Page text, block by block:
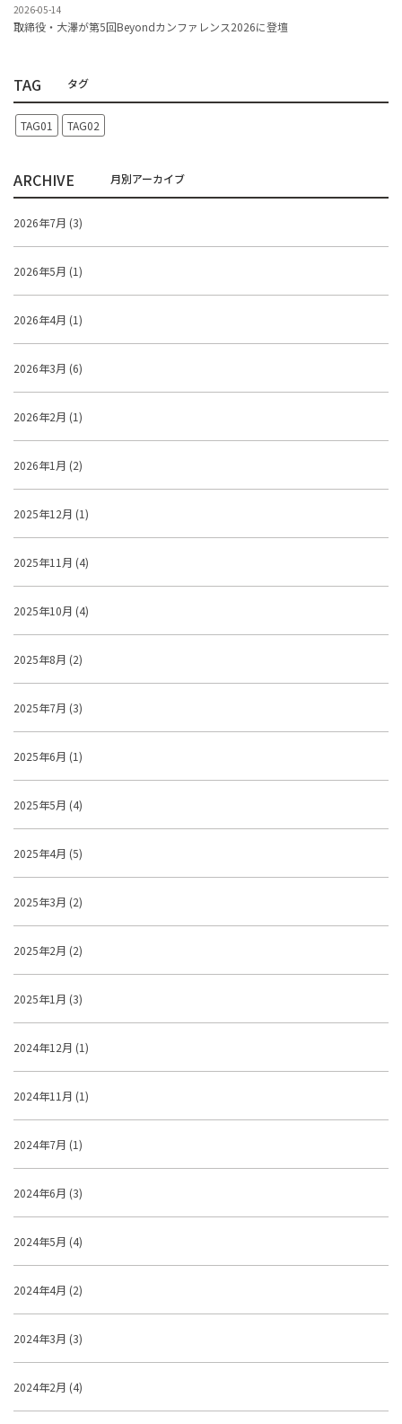
2026-05-14
取締役・大澤が第5回Beyondカンファレンス2026に登壇
TAG
TAG01 TAG02
ARCHIVE
2026年7月 (3)
2026年5月 (1)
2026年4月 (1)
2026年3月 (6)
2026年2月 (1)
2026年1月 (2)
2025年12月 (1)
2025年11月 (4)
2025年10月 (4)
2025年8月 (2)
2025年7月 (3)
2025年6月 (1)
2025年5月 (4)
2025年4月 (5)
2025年3月 (2)
2025年2月 (2)
2025年1月 (3)
2024年12月 (1)
2024年11月 (1)
2024年7月 (1)
2024年6月 (3)
2024年5月 (4)
2024年4月 (2)
2024年3月 (3)
2024年2月 (4)